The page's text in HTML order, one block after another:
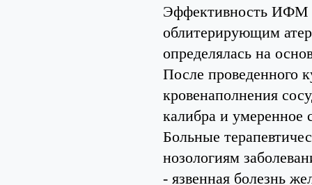
Эффективность ИФМ
облитерирующим
определялась на
После проведенного
кровенаполнения
калибра и умеренное
Больные
нозологиям
- язвенная болезнь